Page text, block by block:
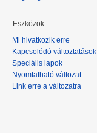
Eszközök
Mi hivatkozik erre
Kapcsolódó változtatások
Speciális lapok
Nyomtatható változat
Link erre a változatra